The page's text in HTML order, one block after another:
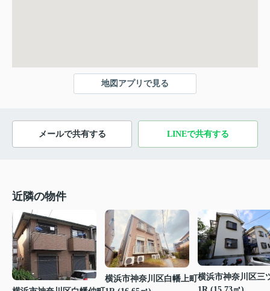
地図アプリで見る
メールで共有する LINEで共有する
近隣の物件
横浜市神奈川区白幡上町 横浜市神奈川区三